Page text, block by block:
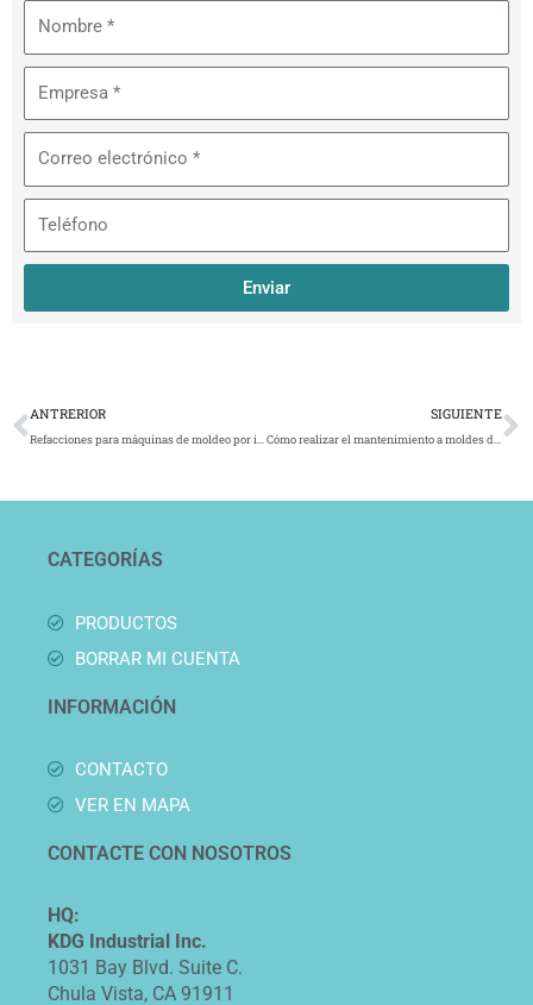
electrónico
Enviar
Ant
ANTRERIOR
Refacciones para máquinas de moldeo por inyección: tipos y funciones
SIGUIENTE
Cómo realizar el mantenimiento a moldes de inyección de plástico correctamente
CATEGORÍAS
PRODUCTOS
BORRAR MI CUENTA
INFORMACIÓN
CONTACTO
VER EN MAPA
CONTACTE CON NOSOTROS
HQ:
KDG Industrial Inc.
1031 Bay Blvd. Suite C.
Chula Vista, CA 91911